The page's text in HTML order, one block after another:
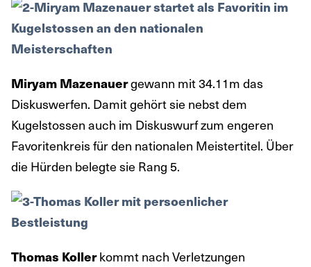
Miryam Mazenauergewann mit 34.11m das
Diskuswerfen. Damit gehört sie nebst dem
Kugelstossen auch im Diskuswurf zum engeren
Favoritenkreis für den nationalen Meistertitel. Über
die Hürden belegte sie Rang 5.
Thomas Kollerkommt nach Verletzungen